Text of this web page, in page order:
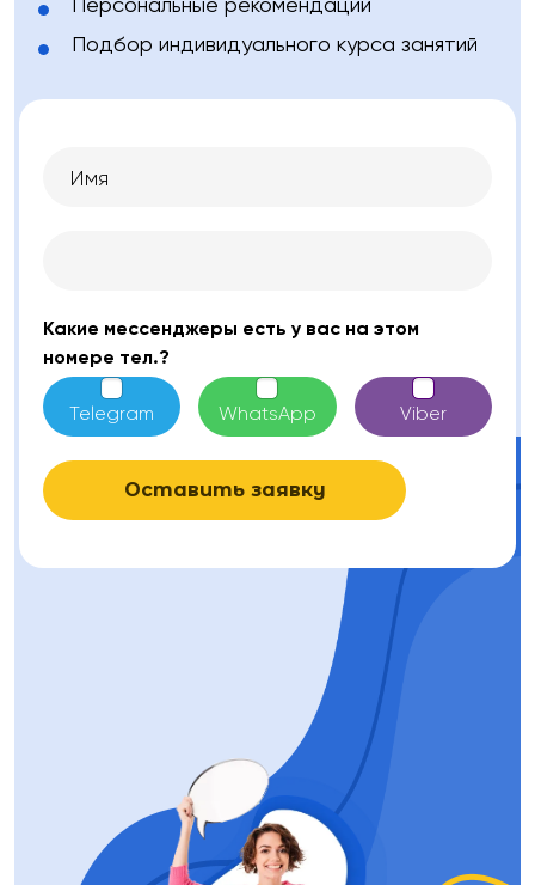
Подбор индивидуального курса занятий
Какие мессенджеры есть у вас на этом
номере тел.?
Telegram WhatsApp Viber
Оставить заявку